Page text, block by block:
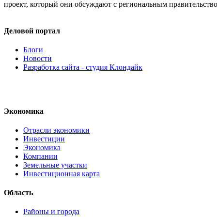
проект, который они обсуждают с региональным
Деловой портал
Блоги
Новости
Разработка сайта - студия Клондайк
Экономика
Отрасли экономики
Инвестиции
Экономика
Компании
Земельные участки
Инвестиционная карта
Область
Районы и города